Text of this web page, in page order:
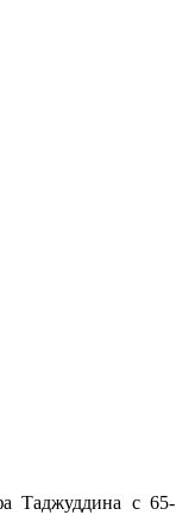
Таджуддина с 65-